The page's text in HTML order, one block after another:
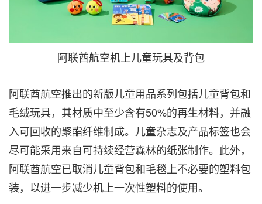
阿联酋航空机上儿童玩具及背包
阿联酋航空推出的新版儿童用品系列包括儿童背包和
毛绒玩具，其材质中至少含有50%的再生材料，并融
入可回收的聚酯纤维制成。儿童杂志及产品标签也会
尽可能采用来自可持续经营森林的纸张制作。此外，
阿联酋航空已取消儿童背包和毛毯上不必要的塑料包
装，以进一步减少机上一次性塑料的使用。